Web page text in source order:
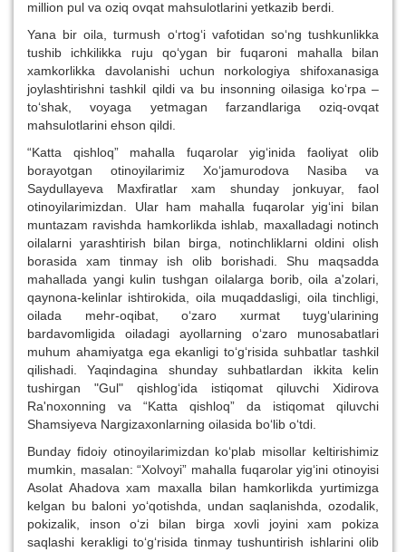
million pul va oziq ovqat mahsulotlarini yetkazib berdi.
Yana bir oila, turmush o‘rtog‘i vafotidan so‘ng tushkunlikka
tushib ichkilikka ruju qo‘ygan bir fuqaroni mahalla bilan
xamkorlikka davolanishi uchun norkologiya shifoxanasiga
joylashtirishni tashkil qildi va bu insonning oilasiga ko‘rpa –
to‘shak, voyaga yetmagan farzandlariga oziq-ovqat
mahsulotlarini ehson qildi.
“Katta qishloq” mahalla fuqarolar yig‘inida faoliyat olib
borayotgan otinoyilarimiz Xo‘jamurodova Nasiba va
Saydullayeva Maxfiratlar xam shunday jonkuyar, faol
otinoyilarimizdan. Ular ham mahalla fuqarolar yig‘ini bilan
muntazam ravishda hamkorlikda ishlab, maxalladagi notinch
oilalarni yarashtirish bilan birga, notinchliklarni oldini olish
borasida xam tinmay ish olib borishadi. Shu maqsadda
mahallada yangi kulin tushgan oilalarga borib, oila a'zolari,
qaynona-kelinlar ishtirokida, oila muqaddasligi, oila tinchligi,
oilada mehr-oqibat, o‘zaro xurmat tuyg‘ularining
bardavomligida oiladagi ayollarning o‘zaro munosabatlari
muhum ahamiyatga ega ekanligi to‘g‘risida suhbatlar tashkil
qilishadi. Yaqindagina shunday suhbatlardan ikkita kelin
tushirgan "Gul" qishlog‘ida istiqomat qiluvchi Xidirova
Ra'noxonning va “Katta qishloq” da istiqomat qiluvchi
Shamsiyeva Nargizaxonlarning oilasida bo‘lib o‘tdi.
Bunday fidoiy otinoyilarimizdan ko‘plab misollar keltirishimiz
mumkin, masalan: “Xolvoyi” mahalla fuqarolar yig‘ini otinoyisi
Asolat Ahadova xam maxalla bilan hamkorlikda yurtimizga
kelgan bu baloni yo‘qotishda, undan saqlanishda, ozodalik,
pokizalik, inson o‘zi bilan birga xovli joyini xam pokiza
saqlashi kerakligi to‘g‘risida tinmay tushuntirish ishlarini olib